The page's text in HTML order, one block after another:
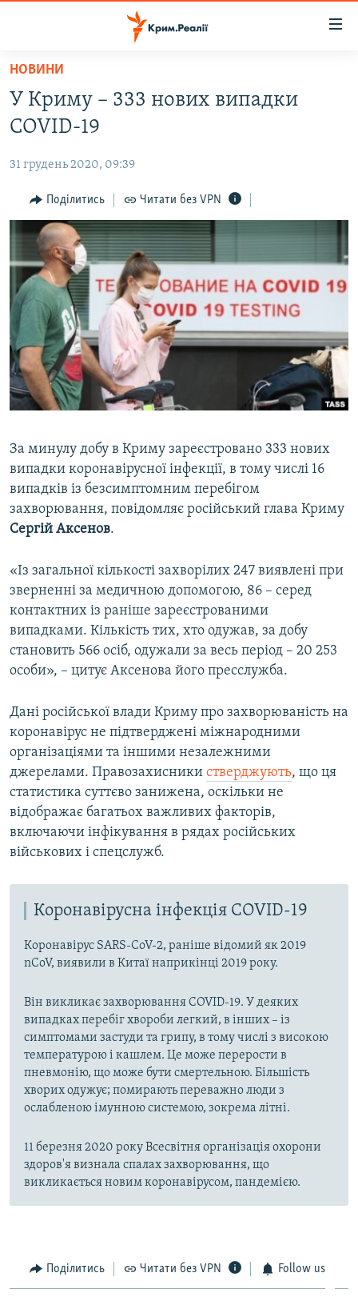
Перейти
основного
матеріалу
до
навігації
Перейти
пошуку
ВОДА.КРИМ
ПОЛІТИКА
БЛОГИ
ПОГЛЯД
ІНТЕРВ'Ю
ВСЕ ЗА ДЕНЬ
СПЕЦПРОЕКТИ
ДЕПОРТАЦІЯ
ВІДЕОУРОКИ «ELIFBE»
СВІДЧЕННЯ ОКУПАЦІЇ
ІНФОГРАФІКА
ЯК ОБІЙТИ БЛОКУВАННЯ
Русский
Qırımtatar
ДОЛУЧАЙСЯ!
Усі сайти RFE/RL
НОВИНИ
У Криму – 333 нових випадки
COVID-19
31 грудень 2020, 09:39
Поділитись Читати без VPN
За минулу добу в Криму зареєстровано 333 нових
випадки коронавірусної інфекції, в тому числі 16
випадків із безсимптомним перебігом
захворювання, повідомляє російський глава Криму
Сергій Аксенов.
«Із загальної кількості захворілих 247 виявлені при
зверненні за медичною допомогою, 86 – серед
контактних із раніше зареєстрованими
випадками. Кількість тих, хто одужав, за добу
становить 566 осіб, одужали за весь період – 20 253
особи», – цитує Аксенова його пресслужба.
Дані російської влади Криму про захворюваність на
коронавірус не підтверджені міжнародними
організаціями та іншими незалежними
джерелами. Правозахисники стверджують, що ця
статистика суттєво занижена, оскільки не
відображає багатьох важливих факторів,
включаючи інфікування в рядах російських
військових і спецслужб.
Коронавірусна інфекція COVID-19
Коронавірус SARS-CoV-2, раніше відомий як 2019
nCoV, виявили в Китаї наприкінці 2019 року.
Він викликає захворювання COVID-19. У деяких
випадках перебіг хвороби легкий, в інших – із
симптомами застуди та грипу, в тому числі з високою
температурою і кашлем. Це може перерости в
пневмонію, що може бути смертельною. Більшість
хворих одужує; помирають переважно люди з
ослабленою імунною системою, зокрема літні.
11 березня 2020 року Всесвітня організація охорони
здоров'я визнала спалах захворювання, що
викликається новим коронавірусом, пандемією.
Поділитись Читати без VPN Follow us